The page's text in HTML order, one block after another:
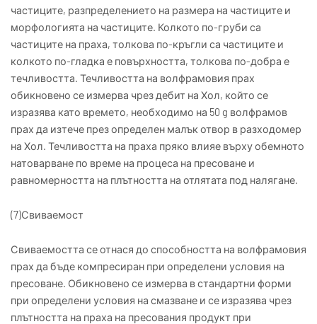
частиците, разпределението на размера на частиците и
морфологията на частиците. Колкото по-груби са
частиците на праха, толкова по-кръгли са частиците и
колкото по-гладка е повърхността, толкова по-добра е
течливостта. Течливостта на волфрамовия прах
обикновено се измерва чрез дебит на Хол, който се
изразява като времето, необходимо на 50 g волфрамов
прах да изтече през определен малък отвор в разходомер
на Хол. Течливостта на праха пряко влияе върху обемното
натоварване по време на процеса на пресоване и
равномерността на плътността на отлятата под налягане.
(7)Свиваемост
Свиваемостта се отнася до способността на волфрамовия
прах да бъде компресиран при определени условия на
пресоване. Обикновено се измерва в стандартни форми
при определени условия на смазване и се изразява чрез
плътността на праха на пресования продукт при